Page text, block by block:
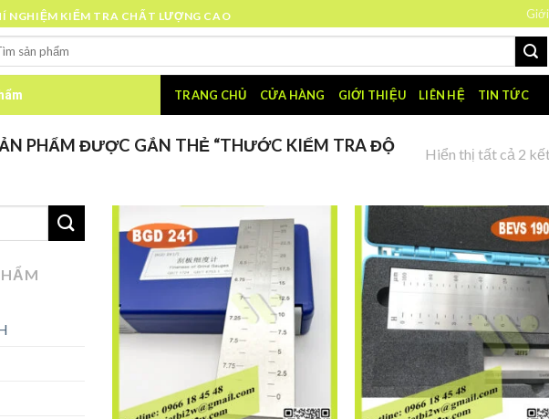
NGHIỆM KIỂM TRA CHẤT LƯỢNG CAO
TRANG CHỦ CỬA HÀNG GIỚI THIỆU LIÊN HỆ TIN TỨC
PHẨM ĐƯỢC GẮN THẺ “THƯỚC KIỂM TRA ĐỘ
Hiển thị tất cả 2